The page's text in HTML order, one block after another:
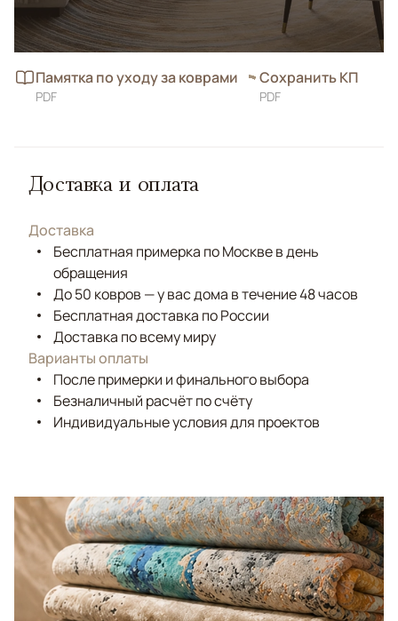
Памятка по уходу за коврами
PDF
Сохранить КП
PDF
Доставка и оплата
Доставка
Бесплатная примерка по Москве в день
обращения
До 50 ковров — у вас дома в течение 48 часов
Бесплатная доставка по России
Доставка по всему миру
Варианты оплаты
После примерки и финального выбора
Безналичный расчёт по счёту
Индивидуальные условия для проектов